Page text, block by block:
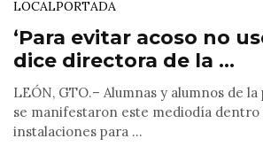
LOCALPORTADA
‘Para evitar acoso no
dice directora de la ...
LEÓN, GTO.– Alumnas y alumnos de
se manifestaron este mediodía dentro
instalaciones para ...